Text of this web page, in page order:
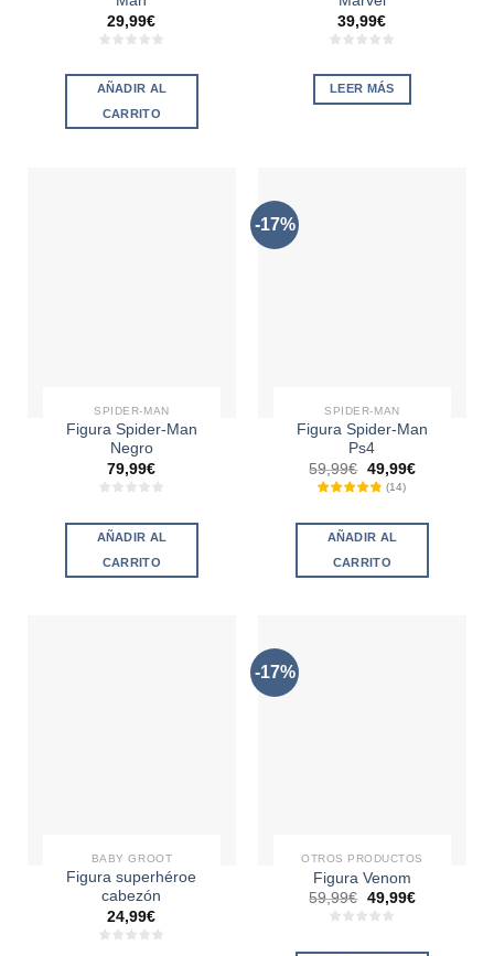
29,99€
AÑADIR AL
CARRITO
39,99€
LEER MÁS
SPIDER-MAN
Figura Spider-Man
Negro
79,99€
AÑADIR AL
CARRITO
-17%
SPIDER-MAN
Figura Spider-Man
Ps4
59,99€ 49,99€
(14)
AÑADIR AL
CARRITO
BABY GROOT
Figura superhéroe
cabezón
24,99€
-17%
OTROS PRODUCTOS
Figura Venom
59,99€ 49,99€